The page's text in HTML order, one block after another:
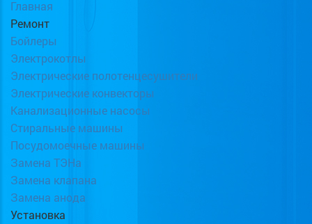
Главная
Ремонт
Бойлеры
Электрокотлы
Электрические полотенцесушители
Электрические конвекторы
Канализационные насосы
Стиральные машины
Посудомоечные машины
Замена ТЭНа
Замена клапана
Замена анода
Установка